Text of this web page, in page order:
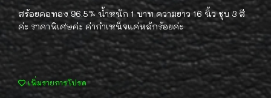
สร้อยคอทอง 96.5% น้ำหนัก 1 บาท ความยาว 16 นิ้ว ชุบ 3 สี
ค่ะ ราคาพิเศษค่ะ ค่ากำเหน็จแค่หลักร้อยค่ะ
เพิ่มรายการโปรด